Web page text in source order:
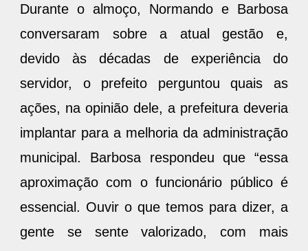
Durante o almoço, Normando e Barbosa
conversaram sobre a atual gestão e,
devido às décadas de experiência do
servidor, o prefeito perguntou quais as
ações, na opinião dele, a prefeitura deveria
implantar para a melhoria da administração
municipal. Barbosa respondeu que “essa
aproximação com o funcionário público é
essencial. Ouvir o que temos para dizer, a
gente se sente valorizado, com mais